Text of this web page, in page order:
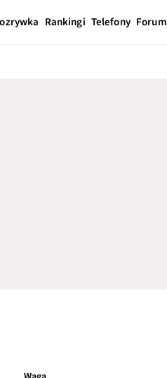
Rankingi Telefony Forum